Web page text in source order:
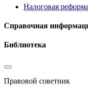
Налоговая
Справочная
Библиотека
Правовой советник